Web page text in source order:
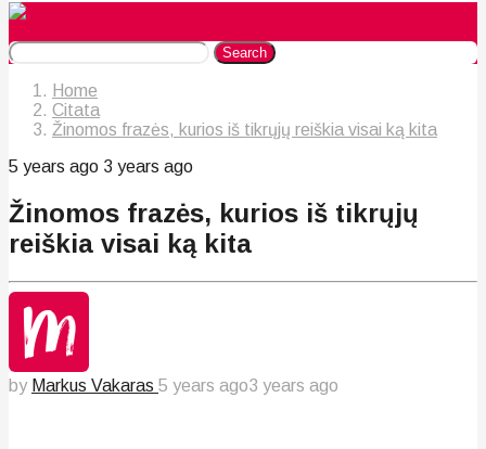
Search
Home
Citata
Žinomos frazės, kurios iš tikrųjų reiškia visai ką kita
5 years ago 3 years ago
Žinomos frazės, kurios iš tikrųjų
reiškia visai ką kita
by Markus Vakaras 5 years ago3 years ago